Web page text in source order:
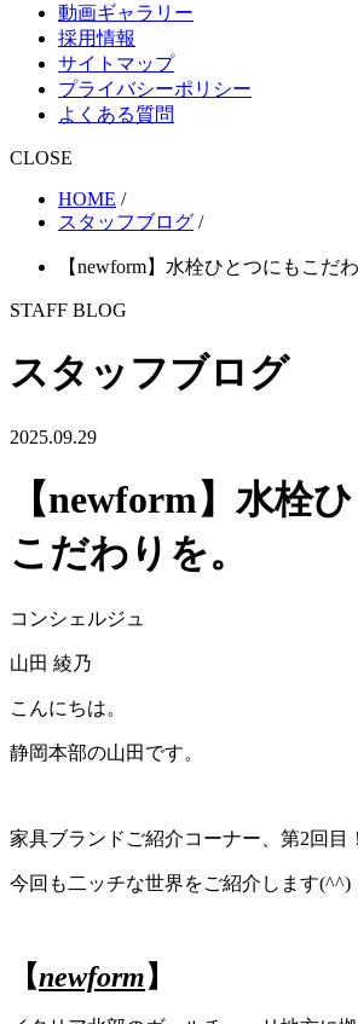
動画ギャラリー
採用情報
サイトマップ
プライバシーポリシー
よくある質問
CLOSE
HOME /
スタッフブログ /
【newform】水栓ひとつにもこだわ
STAFF BLOG
スタッフブログ
2025.09.29
【newform】水栓
こだわりを。
コンシェルジュ
山田 綾乃
こんにちは。
静岡本部の山田です。
家具ブランドご紹介コーナー、第2回目！
今回も二ッチな世界をご紹介します(^^)
【newform】